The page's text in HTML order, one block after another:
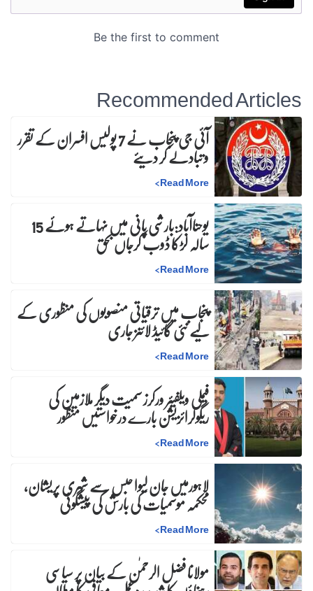
Recommended Articles
آئی جی پنجاب نے 7 پولیس افسران کے تقرر و تبادلے کر دیئے
Read More
>
یوحناآباد:بارشی پانی میں نہاتے ہوئے 15 سالہ لڑکا ڈوب کرجاں بحق
Read More
>
پنجاب میں ترقیاتی منصوبوں کی منظوری کے
لیے نئی گائیڈ لائنز جاری
Read More
>
فیملی ویلفیئر ورکرز سمیت دیگر ملازمین کی
ریگولرائزیشن بارے درخواستیں منظور
Read More
>
لاہورمیں جان لیوا حبس سے شہری پریشان،
محکمہ موسمیات کی بارش کی پیشگوئی
Read More
>
مولانا فضل الرحمٰن کے بیان پر سیاسی